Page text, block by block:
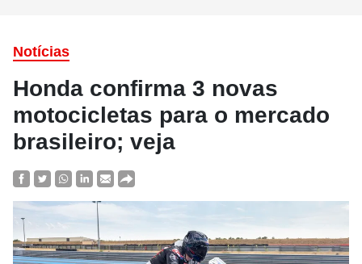
Notícias
Honda confirma 3 novas
motocicletas para o mercado
brasileiro; veja